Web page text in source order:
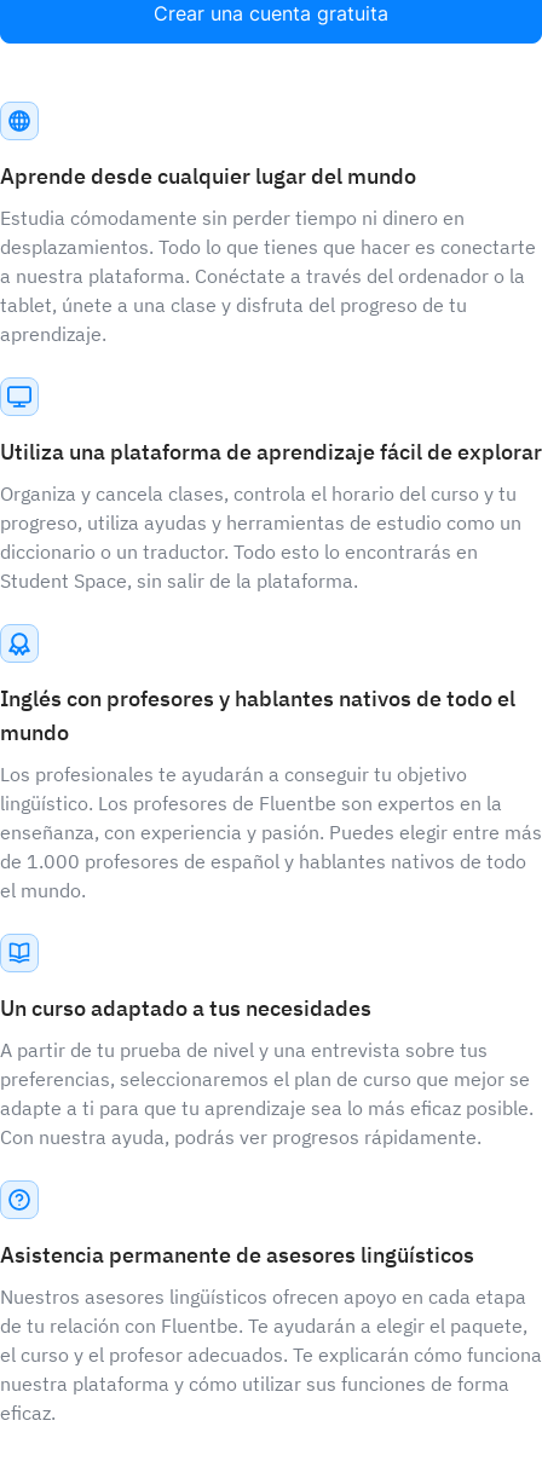
Crear una cuenta gratuita
Aprende desde cualquier lugar del mundo
Estudia cómodamente sin perder tiempo ni dinero en
desplazamientos. Todo lo que tienes que hacer es conectarte
a nuestra plataforma. Conéctate a través del ordenador o la
tablet, únete a una clase y disfruta del progreso de tu
aprendizaje.
Utiliza una plataforma de aprendizaje fácil de explorar
Organiza y cancela clases, controla el horario del curso y tu
progreso, utiliza ayudas y herramientas de estudio como un
diccionario o un traductor. Todo esto lo encontrarás en
Student Space, sin salir de la plataforma.
Inglés con profesores y hablantes nativos de todo el
mundo
Los profesionales te ayudarán a conseguir tu objetivo
lingüístico. Los profesores de Fluentbe son expertos en la
enseñanza, con experiencia y pasión. Puedes elegir entre más
de 1.000 profesores de español y hablantes nativos de todo
el mundo.
Un curso adaptado a tus necesidades
A partir de tu prueba de nivel y una entrevista sobre tus
preferencias, seleccionaremos el plan de curso que mejor se
adapte a ti para que tu aprendizaje sea lo más eficaz posible.
Con nuestra ayuda, podrás ver progresos rápidamente.
Asistencia permanente de asesores lingüísticos
Nuestros asesores lingüísticos ofrecen apoyo en cada etapa
de tu relación con Fluentbe. Te ayudarán a elegir el paquete,
el curso y el profesor adecuados. Te explicarán cómo funciona
nuestra plataforma y cómo utilizar sus funciones de forma
eficaz.